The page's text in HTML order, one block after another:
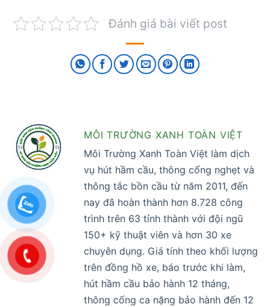
Đánh giá bài viết post
MÔI TRƯỜNG XANH TOÀN VIỆT
Môi Trường Xanh Toàn Việt làm dịch
vụ hút hầm cầu, thông cống nghẹt và
thông tắc bồn cầu từ năm 2011, đến
nay đã hoàn thành hơn 8.728 công
trình trên 63 tỉnh thành với đội ngũ
150+ kỹ thuật viên và hơn 30 xe
chuyên dụng. Giá tính theo khối lượng
trên đồng hồ xe, báo trước khi làm,
hút hầm cầu bảo hành 12 tháng,
thông cống ca nặng bảo hành đến 12